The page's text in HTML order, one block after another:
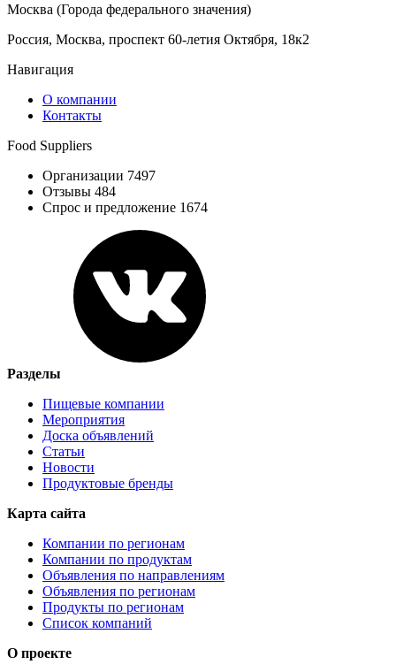
Москва (Города федерального значения)
Россия, Москва, проспект 60-летия Октября, 18к2
Навигация
О компании
Контакты
Food Suppliers
Организации 7497
Отзывы 484
Спрос и предложение 1674
Разделы
Пищевые компании
Мероприятия
Доска объявлений
Статьи
Новости
Продуктовые бренды
Карта сайта
Компании по регионам
Компании по продуктам
Объявления по направлениям
Объявления по регионам
Продукты по регионам
Список компаний
О проекте